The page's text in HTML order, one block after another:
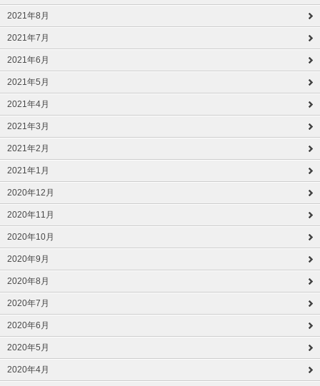
2021年8月
2021年7月
2021年6月
2021年5月
2021年4月
2021年3月
2021年2月
2021年1月
2020年12月
2020年11月
2020年10月
2020年9月
2020年8月
2020年7月
2020年6月
2020年5月
2020年4月